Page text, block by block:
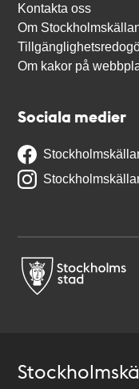
Kontakta oss
Om
Om kakor på
Sociala medier